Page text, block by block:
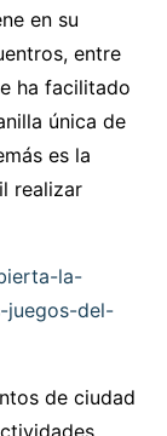
en su
entre
ha facilitado
única de
es la
realizar
la-
juegos-del-
de ciudad